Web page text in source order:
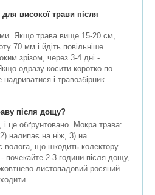
високої трави після
Якщо трава вище 15-20 см,
70 мм і йдіть повільніше.
зрізом, через 3-4 дні -
одразу косити коротко по
і травозбірник
після дощу?
це обґрунтовано. Мокра трава:
налипає на ніж, 3) на
волога, що шкодить колектору.
почекайте 2-3 години після дощу,
листопадовий росяний